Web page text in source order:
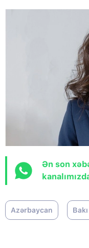
Ən son
Azərbaycan Bakı